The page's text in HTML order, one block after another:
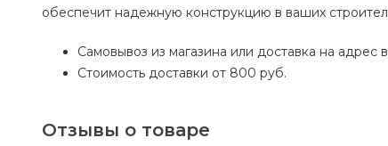
обеспечит надежную конструкцию в ваших
Самовывоз из магазина или доставка на адрес
Стоимость доставки от 800 руб.
Отзывы о товаре